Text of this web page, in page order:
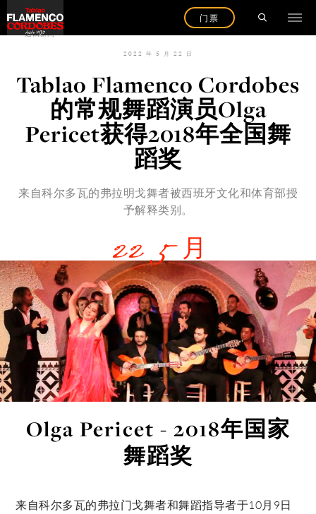
门票
返回新闻
2022 年 5 月 22 日
Tablao Flamenco Cordobes
的常规舞蹈演员Olga
Pericet获得2018年全国舞
蹈奖
来自科尔多瓦的弗拉明戈舞者被西班牙文化和体育部授
予解释类别。
22 5 月
Olga Pericet - 2018年国家
舞蹈奖
来自科尔多瓦的弗拉门戈舞者和舞蹈指导者于10月9日